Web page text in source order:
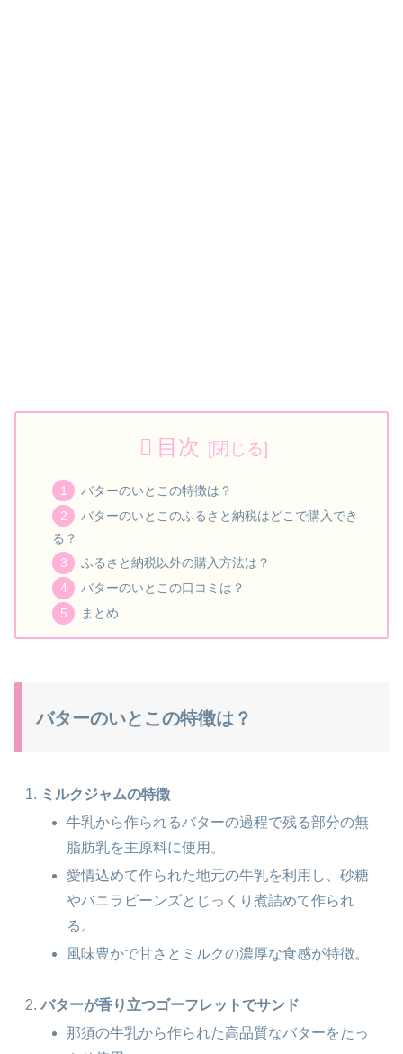
目次
バターのいとこの特徴は？
バターのいとこのふるさと納税はどこで購入でき
る？
ふるさと納税以外の購入方法は？
バターのいとこの口コミは？
まとめ
バターのいとこの特徴は？
ミルクジャムの特徴
牛乳から作られるバターの過程で残る部分の無
脂肪乳を主原料に使用。
愛情込めて作られた地元の牛乳を利用し、砂糖
やバニラビーンズとじっくり煮詰めて作られ
る。
風味豊かで甘さとミルクの濃厚な食感が特徴。
バターが香り立つゴーフレットでサンド
那須の牛乳から作られた高品質なバターをたっ